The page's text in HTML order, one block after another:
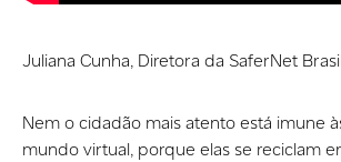
Juliana Cunha, Diretora da SaferNet Brasil
Nem o cidadão mais atento está imune
mundo virtual, porque elas se reciclam